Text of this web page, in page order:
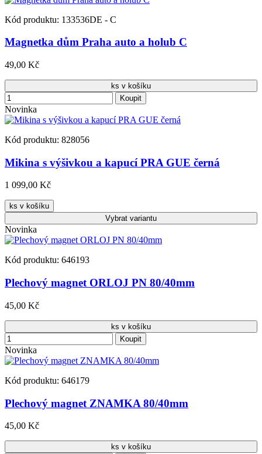
Kód produktu: 133536DE - C
Magnetka dům Praha auto a holub C
49,00 Kč
ks v košíku
Koupit
Novinka
Kód produktu: 828056
Mikina s výšivkou a kapucí PRA GUE černá
1 099,00 Kč
ks v košíku
Vybrat variantu
Novinka
Kód produktu: 646193
Plechový magnet ORLOJ PN 80/40mm
45,00 Kč
ks v košíku
Koupit
Novinka
Kód produktu: 646179
Plechový magnet ZNAMKA 80/40mm
45,00 Kč
ks v košíku